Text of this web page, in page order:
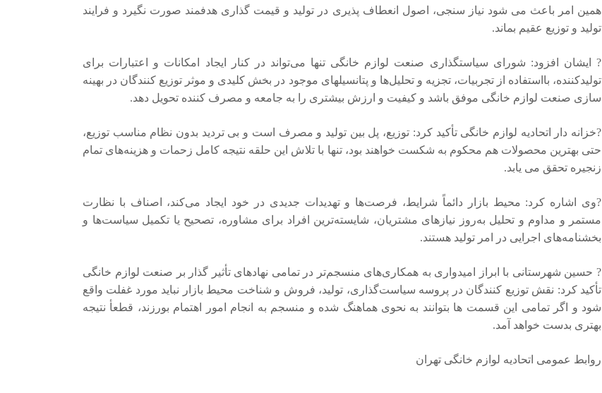
همین امر باعث می شود نیاز سنجی، اصول انعطاف پذیری در تولید و قیمت گذاری هدفمند صورت نگیرد و فرایند
تولید و توزیع عقیم بماند.
? ایشان افزود: شورای سیاستگذاری صنعت لوازم خانگی تنها می‌تواند در کنار ایجاد امکانات و اعتبارات برای
تولید‌کننده، بااستفاده از تجربیات، تجزیه و تحلیل‌ها و پتانسیلهای موجود در بخش کلیدی و موثر توزیع کنندگان در بهینه
سازی صنعت لوازم خانگی موفق باشد و کیفیت و ارزش بیشتری را به جامعه و مصرف کننده تحویل دهد.
?خزانه دار اتحادیه لوازم خانگی تأکید کرد: توزیع، پل بین تولید و مصرف است و بی تردید بدون نظام مناسب توزیع،
حتی بهترین محصولات هم محکوم به شکست خواهند بود، تنها با تلاش این حلقه نتیجه کامل زحمات و هزینه‌های تمام
زنجیره‌ تحقق می یابد.
?وی اشاره کرد: محیط بازار دائماً شرایط، فرصت‌ها و تهدیدات جدیدی در خود ایجاد می‌کند، اصناف با نظارت
مستمر و مداوم و تحلیل به‌روز نیازهای مشتریان، شایسته‌ترین افراد برای مشاوره، تصحیح یا تکمیل سیاست‌ها و
بخشنامه‌های اجرایی در امر تولید هستند.
? حسین شهرستانی با ابراز امیدواری به همکاری‌های منسجم‌تر در تمامی نهادهای تأثیر گذار بر صنعت لوازم خانگی
تأکید کرد: نقش توزیع کنندگان در پروسه سیاست‌گذاری، تولید، فروش و شناخت محیط بازار نباید مورد غفلت واقع
شود و اگر تمامی این قسمت ها بتوانند به نحوی هماهنگ شده و منسجم به انجام امور اهتمام بورزند، قطعأ نتیجه
بهتری بدست خواهد آمد.
روابط عمومى اتحادیه لوازم خانگی تهران